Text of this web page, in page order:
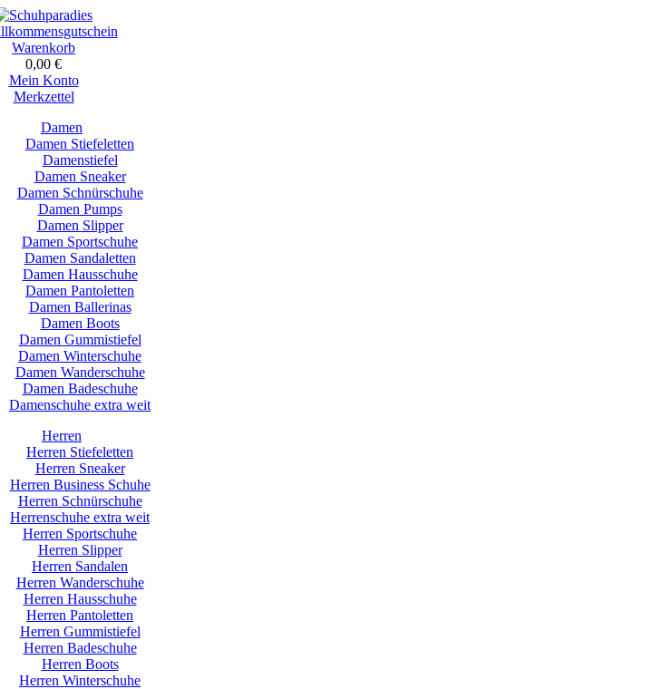
Warenkorb
0,00 €
Mein Konto
Merkzettel
Damen
Damen Stiefeletten
Damenstiefel
Damen Sneaker
Damen Schnürschuhe
Damen Pumps
Damen Slipper
Damen Sportschuhe
Damen Sandaletten
Damen Hausschuhe
Damen Pantoletten
Damen Ballerinas
Damen Boots
Damen Gummistiefel
Damen Winterschuhe
Damen Wanderschuhe
Damen Badeschuhe
Damenschuhe extra weit
Herren
Herren Stiefeletten
Herren Sneaker
Herren Business Schuhe
Herren Schnürschuhe
Herrenschuhe extra weit
Herren Sportschuhe
Herren Slipper
Herren Sandalen
Herren Wanderschuhe
Herren Hausschuhe
Herren Pantoletten
Herren Gummistiefel
Herren Badeschuhe
Herren Boots
Herren Winterschuhe